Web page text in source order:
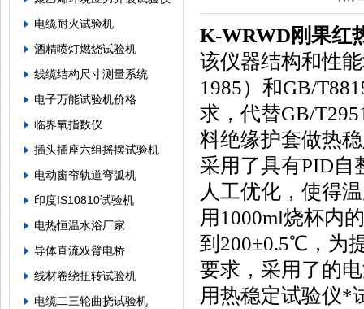
电缆耐火试验机
酒精喷灯燃烧试验机
线缆结构尺寸测量系统
电子万能试验机价格
临界氧指数仪
插头插座六组摇摆试验机
电动窗帘轨道弯弧机
印度IS10810试验机
电热恒温水浴厂家
导体直流双臂电桥
线材卷绕扭转试验机
电缆二三轮曲挠试验机
K-WRWD刚果红
该仪器结构和性
1985）和GB/
求，代替GB/
料绝缘护套做热
采用了具有PID自
人工优化，使得
用1000ml烧杯内
到200±0.5℃，为
要求，采用了的
用热稳定试验仪*